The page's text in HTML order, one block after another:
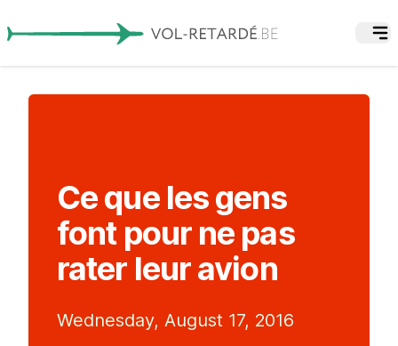
Ce que les gens
font pour ne pas
rater leur avion
Wednesday, August 17, 2016